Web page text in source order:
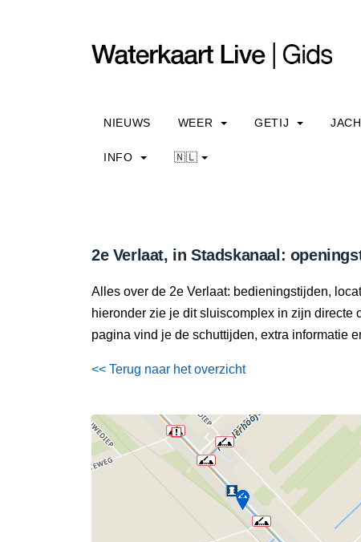
NIEUWS WEER GETIJ
INFO 🇳🇱
2e Verlaat, in Stadskanaal:
Alles over de 2e Verlaat: bedieningstijden,
hieronder zie je dit sluiscomplex in zijn directe
pagina vind je de schuttijden, extra informatie
<< Terug naar het overzicht